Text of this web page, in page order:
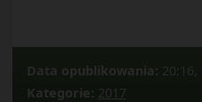
Data opublikowania:
Kategorie: 2017